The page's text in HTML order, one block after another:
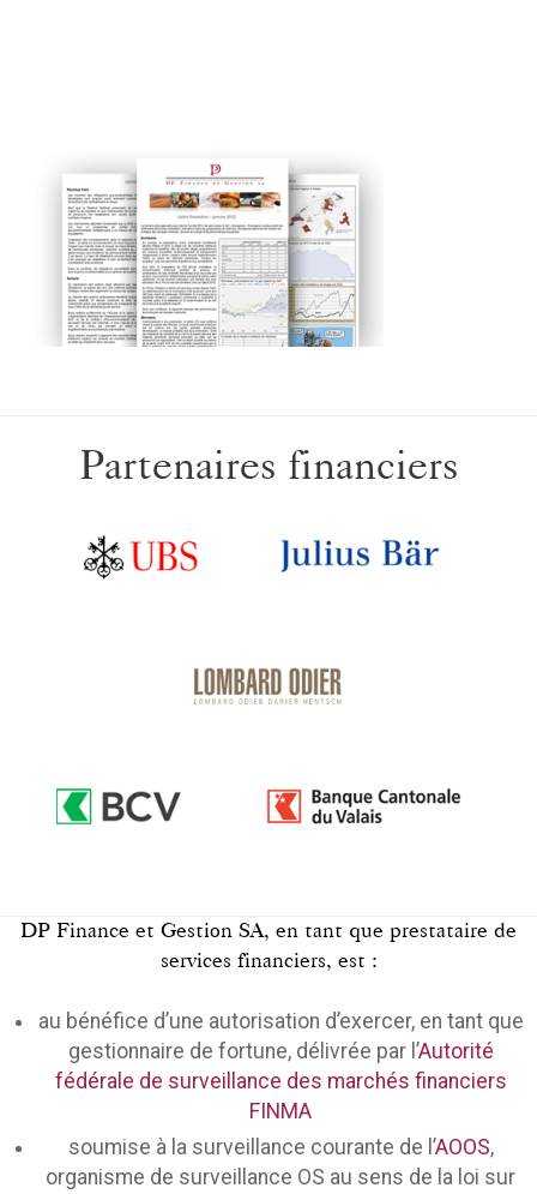
Partenaires financiers
DP Finance et Gestion SA, en tant que prestataire de
services financiers, est :
au bénéfice d’une autorisation d’exercer, en tant que
gestionnaire de fortune, délivrée par l’Autorité
fédérale de surveillance des marchés financiers
FINMA
soumise à la surveillance courante de l’AOOS,
organisme de surveillance OS au sens de la loi sur